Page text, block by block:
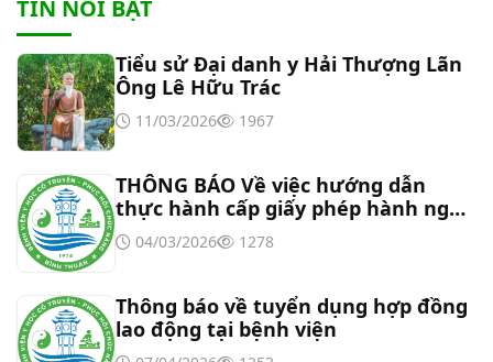
dỡ, di dời và lắp đặt máy X-Quang thường quy và
kỹ thuật số”
Thư mời báo giá về Màn hình led phòng họp
Thư mời báo giá về việc vệ sinh máy lạnh các
khoa/phòng trong bệnh viện
Thư mời báo giá về việc khảo sát hiện trạng và
báo giá thi công mái che từ Khoa Dược đến Bếp
Thư mời báo giá về việc mời báo giá thiết bị
TIN NỔI BẬT
Tiểu sử Đại danh y Hải Thượng Lãn
Ông Lê Hữu Trác
11/03/2026 1967
THÔNG BÁO Về việc hướng dẫn
thực hành cấp giấy phép hành nghề
đối với chức danh Bác sĩ YHCT, Y sĩ
YHCT
04/03/2026 1278
Thông báo về tuyển dụng hợp đồng
lao động tại bệnh viện